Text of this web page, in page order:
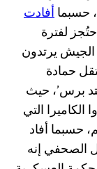
حسبماأفادت
لفترة
يرتدون
حمادة
برس’، حيث
التي
حسبما أفاد
الصحفي إنه